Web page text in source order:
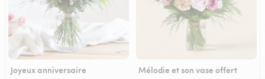
Joyeux anniversaire Mélodie et son vase offert